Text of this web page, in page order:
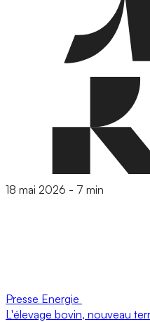
18 mai 2026 - 7 min
Presse Energie
L'élevage bovin, nouveau